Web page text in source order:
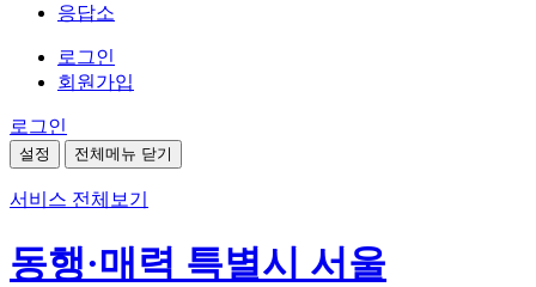
응답소
로그인
회원가입
로그인
설정 전체메뉴 닫기
서비스 전체보기
동행·매력 특별시 서울